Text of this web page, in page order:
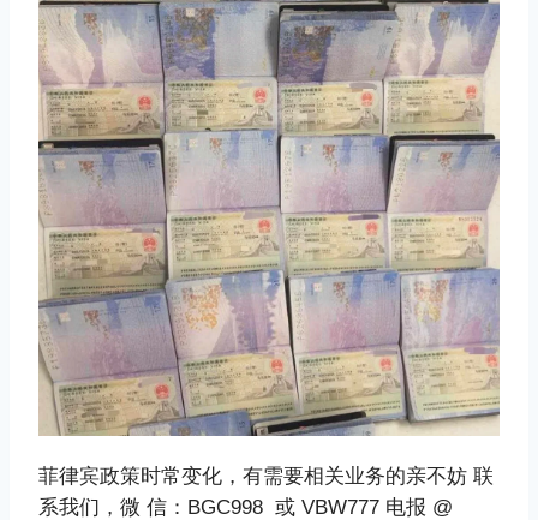
菲律宾政策时常变化，有需要相关业务的亲不妨 联
系我们，微 信：BGC998 或 VBW777 电报 @